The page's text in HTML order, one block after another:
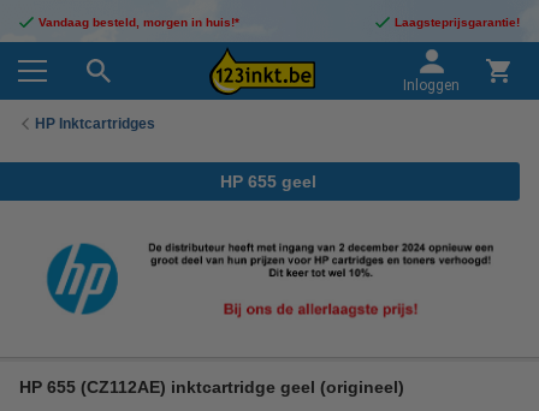
Vandaag besteld, morgen in huis!* Laagsteprijsgarantie!
Inloggen
HP Inktcartridges
HP 655 geel
HP 655 (CZ112AE) inktcartridge geel (origineel)